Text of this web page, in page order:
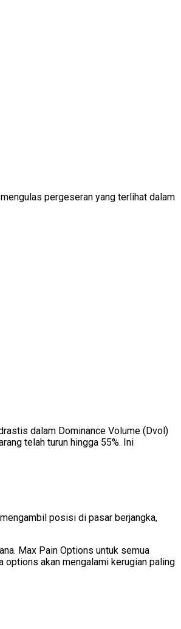
pergeseran yang terlihat dalam
dalam Dominance Volume (Dvol)
telah turun hingga 55%. Ini
posisi di pasar berjangka,
Max Pain Options untuk semua
options akan mengalami kerugian paling